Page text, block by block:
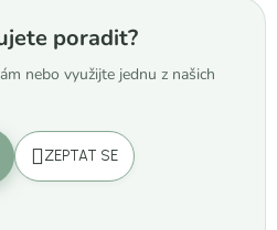
poradit?
nebo využijte jednu z našich
ZEPTAT SE